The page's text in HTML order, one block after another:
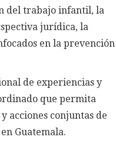
del trabajo infantil, la
jurídica, la
en la prevención
de experiencias y
que permita
acciones conjuntas de
Guatemala.